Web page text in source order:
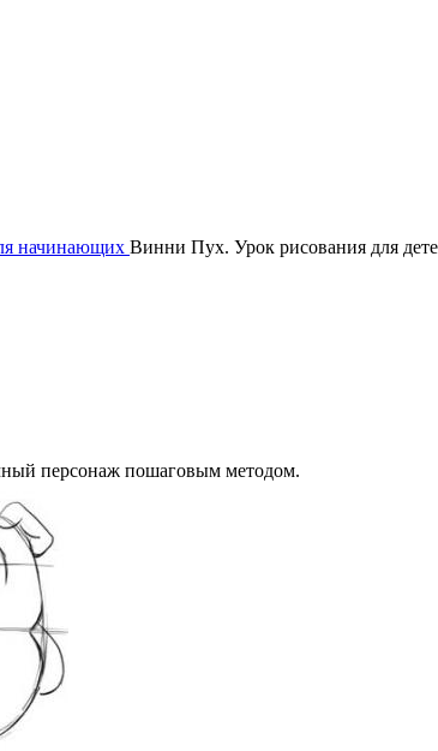
начинающих Винни Пух. Урок рисования для
персонаж пошаговым методом.